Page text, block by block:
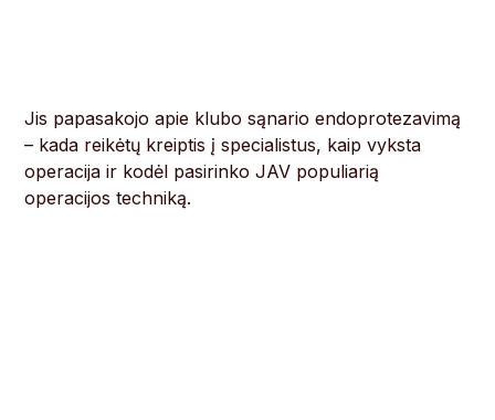
Jis papasakojo apie klubo sąnario endoprotezavimą
– kada reikėtų kreiptis į specialistus, kaip vyksta
operacija ir kodėl pasirinko JAV populiarią
operacijos techniką.